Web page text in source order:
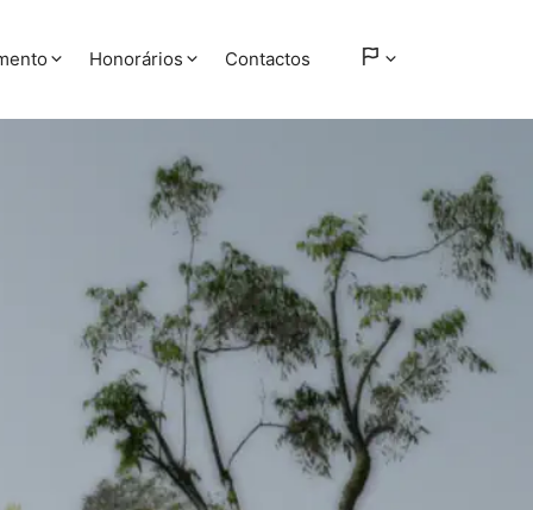
Honorários Contactos